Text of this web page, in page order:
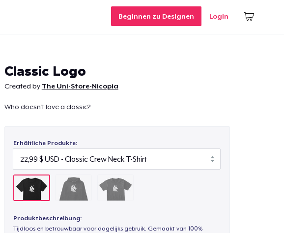
Beginnen zu Designen Login
Classic Logo
Created by The Uni-Store-Nicopia
Who doesn't love a classic?
Erhältliche Produkte:
Produktbeschreibung:
Tijdloos en betrouwbaar voor dagelijks gebruik. Gemaakt van 100%